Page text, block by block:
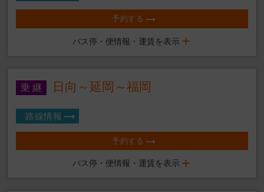
予約する
バス停・便情報・運賃を表示
日向～延岡～福岡
路線情報
予約する
バス停・便情報・運賃を表示